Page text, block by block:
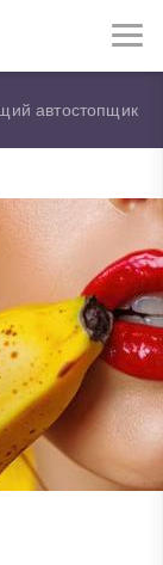
автостопщик